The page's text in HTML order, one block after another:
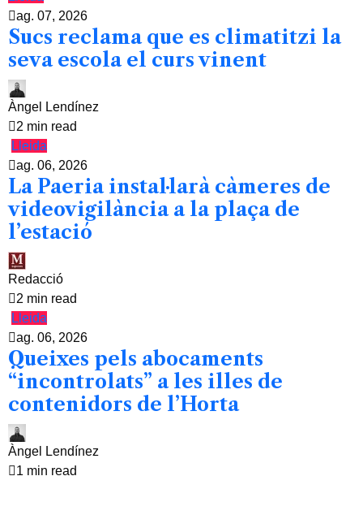
ag. 07, 2026
Sucs reclama que es climatitzi la
seva escola el curs vinent
Àngel Lendínez
2 min read
Lleida
ag. 06, 2026
La Paeria instal·larà càmeres de
videovigilància a la plaça de
l’estació
Redacció
2 min read
Lleida
ag. 06, 2026
Queixes pels abocaments
“incontrolats” a les illes de
contenidors de l’Horta
Àngel Lendínez
1 min read